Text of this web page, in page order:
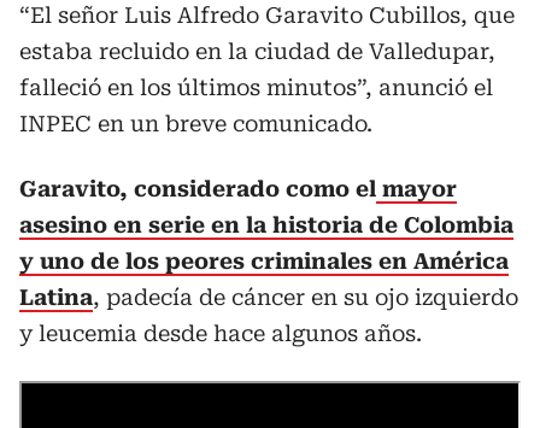
“El señor Luis Alfredo Garavito Cubillos, que
estaba recluido en la ciudad de Valledupar,
falleció en los últimos minutos”, anunció el
INPEC en un breve comunicado.
Garavito, considerado como el mayor
asesino en serie en la historia de Colombia
y uno de los peores criminales en América
Latina, padecía de cáncer en su ojo izquierdo
y leucemia desde hace algunos años.